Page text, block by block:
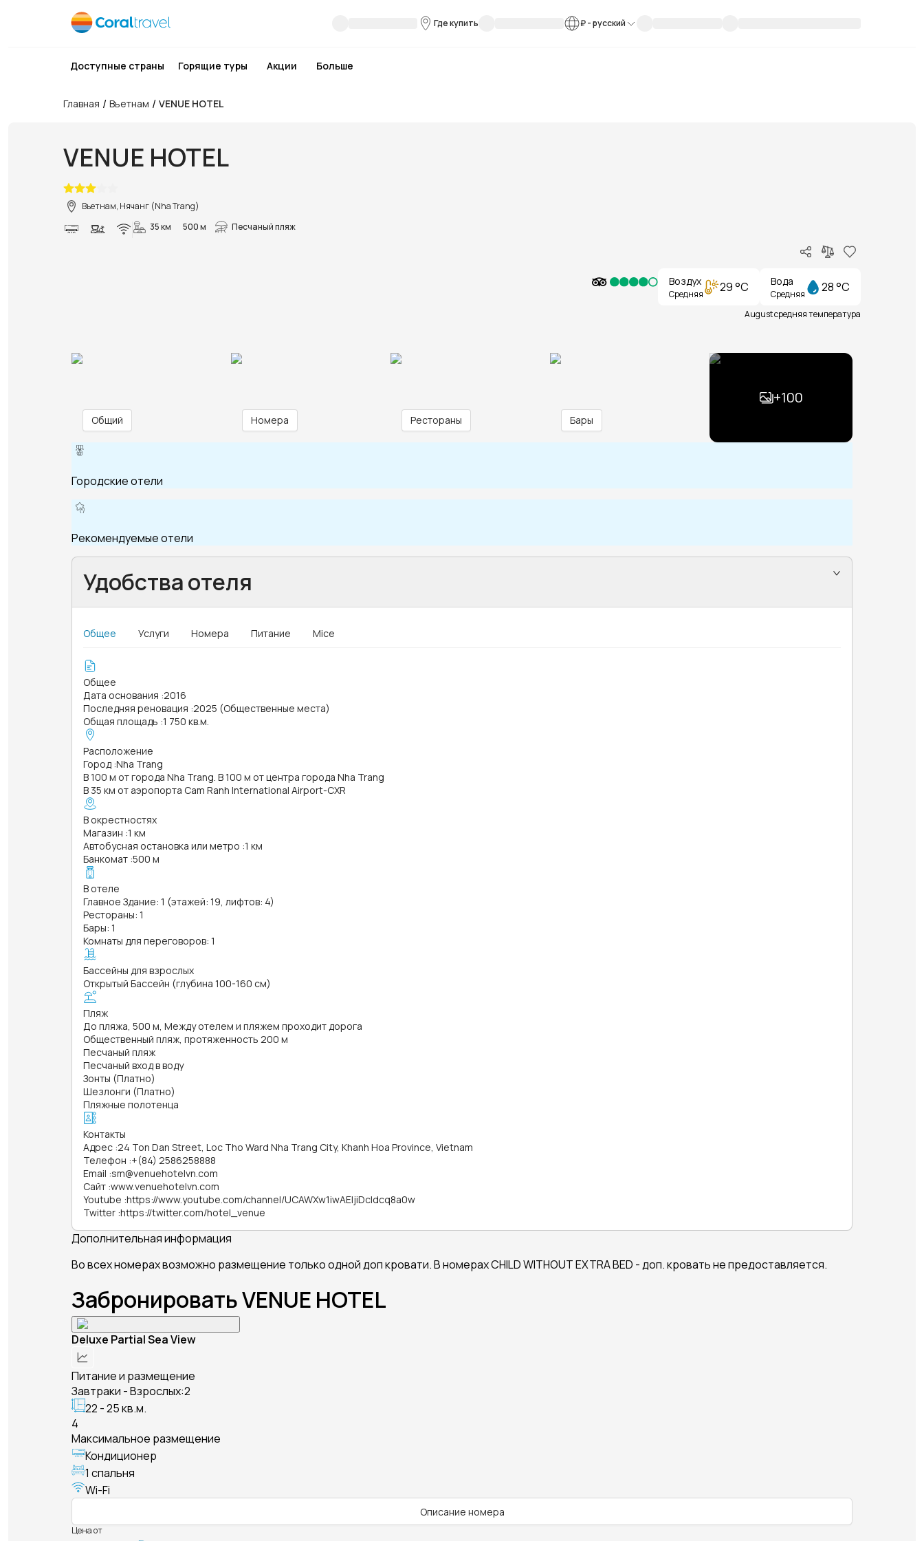
Где купить ₽-русский
Доступные страны Горящие туры Акции Больше
Главная / Вьетнам / VENUE HOTEL
VENUE HOTEL
Вьетнам, Нячанг (Nha Trang)
35 км
500 м Песчаный пляж
Воздух
Средняя 29 °C Вода
Средняя 28 °C
August средняя температура
Общий Номера Рестораны Бары
+100
Городские отели
Рекомендуемые отели
Удобства отеля
Общее Услуги Номера Питание Mice
Общее
Дата основания :2016
Последняя реновация :2025 (Общественные места)
Общая площадь :1 750 кв.м.
Расположение
Город :Nha Trang
В 100 м от города Nha Trang. В 100 м от центра города Nha Trang
В 35 км от аэропорта Cam Ranh International Airport-CXR
В окрестностях
Магазин :1 км
Автобусная остановка или метро :1 км
Банкомат :500 м
В отеле
Главное Здание: 1 (этажей: 19, лифтов: 4)
Рестораны: 1
Бары: 1
Комнаты для переговоров: 1
Бассейны для взрослых
Открытый Бассейн (глубина 100-160 см)
Пляж
До пляжа, 500 м, Между отелем и пляжем проходит дорога
Общественный пляж, протяженность 200 м
Песчаный пляж
Песчаный вход в воду
Зонты (Платно)
Шезлонги (Платно)
Пляжные полотенца
Контакты
Адрес :24 Ton Dan Street, Loc Tho Ward Nha Trang City, Khanh Hoa Province, Vietnam
Телефон :+(84) 2586258888
Email :sm@venuehotelvn.com
Сайт :www.venuehotelvn.com
Youtube :https://www.youtube.com/channel/UCAWXw1iwAEljiDcIdcq8a0w
Twitter :https://twitter.com/hotel_venue
Дополнительная информация
Во всех номерах возможно размещение только одной доп кровати. В номерах CHILD WITHOUT EXTRA BED - доп. кровать не предоставляется.
Забронировать VENUE HOTEL
Deluxe Partial Sea View
Питание и размещение
Завтраки - Взрослых:2
22 - 25 кв.м.
4
Максимальное размещение
Кондиционер
1 спальня
Wi-Fi
Описание номера
Цена от